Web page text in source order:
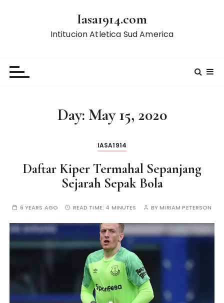
Iasa1914.com
Intitucion Atletica Sud America
Day: May 15, 2020
IASA1914
Daftar Kiper Termahal Sepanjang
Sejarah Sepak Bola
6 YEARS AGO READ TIME: 4 MINUTES BYMIRIAM PETERSON